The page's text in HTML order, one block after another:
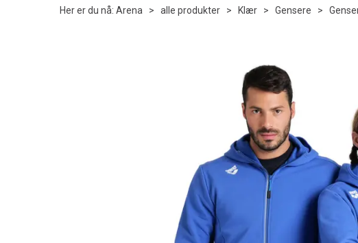
Her er du nå: Arena > alle produkter > Klær > Gensere >